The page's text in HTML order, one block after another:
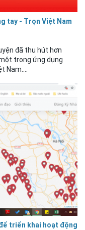
tay - Trọn Việt Nam
đã thu hút hơn
trong ứng dụng
Nam....
triển khai hoạt động